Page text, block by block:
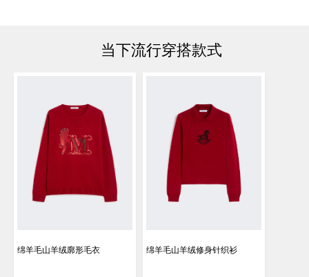
当下流行穿搭款式
绵羊毛山羊绒廓形毛衣 绵羊毛山羊绒修身针织衫